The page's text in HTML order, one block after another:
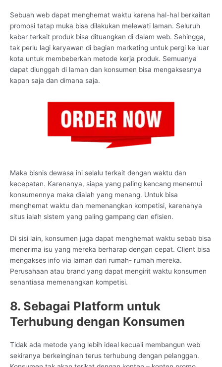
Sebuah web dapat menghemat waktu karena hal-hal berkaitan
promosi tatap muka bisa dilakukan melewati laman. Seluruh
kabar terkait produk bisa dituangkan di dalam web. Sehingga,
tak perlu lagi karyawan di bagian marketing untuk pergi ke luar
kota untuk membeberkan metode kerja produk. Semuanya
dapat diunggah di laman dan konsumen bisa mengaksesnya
kapan saja dan dimana saja.
Maka bisnis dewasa ini selalu terkait dengan waktu dan
kecepatan. Karenanya, siapa yang paling kencang menemui
konsumennya maka dialah yang menang. Untuk bisa
menghemat waktu dan memenangkan kompetisi, karenanya
situs ialah sistem yang paling gampang dan efisien.
Di sisi lain, konsumen juga dapat menghemat waktu sebab bisa
menerima isu yang mereka berharap dengan cepat. Client bisa
mengakses info via laman dari rumah- rumah mereka.
Perusahaan atau brand yang dapat mengirit waktu konsumen
senantiasa memenangkan kompetisi.
8. Sebagai Platform untuk
Terhubung dengan Konsumen
Tidak ada metode yang lebih ideal kecuali membangun web
sekiranya berkeinginan terus terhubung dengan pelanggan.
CS Lenteraweb